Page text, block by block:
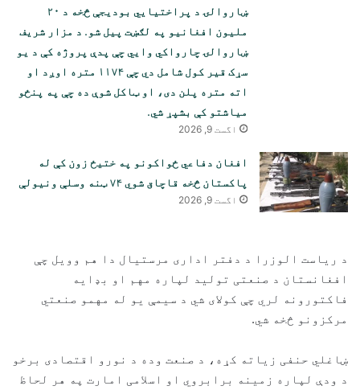
ښاروالۍ د پراختیایي بودیجې څخه د ۲۰
ملیون افغانیو په لګښت پیل شو. د مزار شریف
ښاروالۍ چارواکي وايي چې پدې پروژه کې د یو
سړک قیر کول شامل دي چې ۱۱۷۴ متره اوږد او
اته متره پلن دی، او ټاکل شوې ده چې په پنځو
میاشتو کې بشپړ شي.
اگست 9, 2026
افغان دفاعي ځواکونو په ختیځ زون کې له
پاکستان څخه قاچاق شوي ۷۴ ټنه وسلې ونیولې
اگست 9, 2026
د ریاست الوزرا د دفتر اداری مرستیال دا هم وویل چې
افغانستان د صنعتی تولید لپاره مهم او بډایه
فاکتورونه لري چې کولای شي د سیمې یو له مهمو صنعتي
مرکزونو څخه شي.
ښاغلي حنفی زیاته کړه، د صنعت وده د نورو اقتصادی برخو
د ودې لپاره زمینه برابروي او اسلامی امارت په هر لحاظ